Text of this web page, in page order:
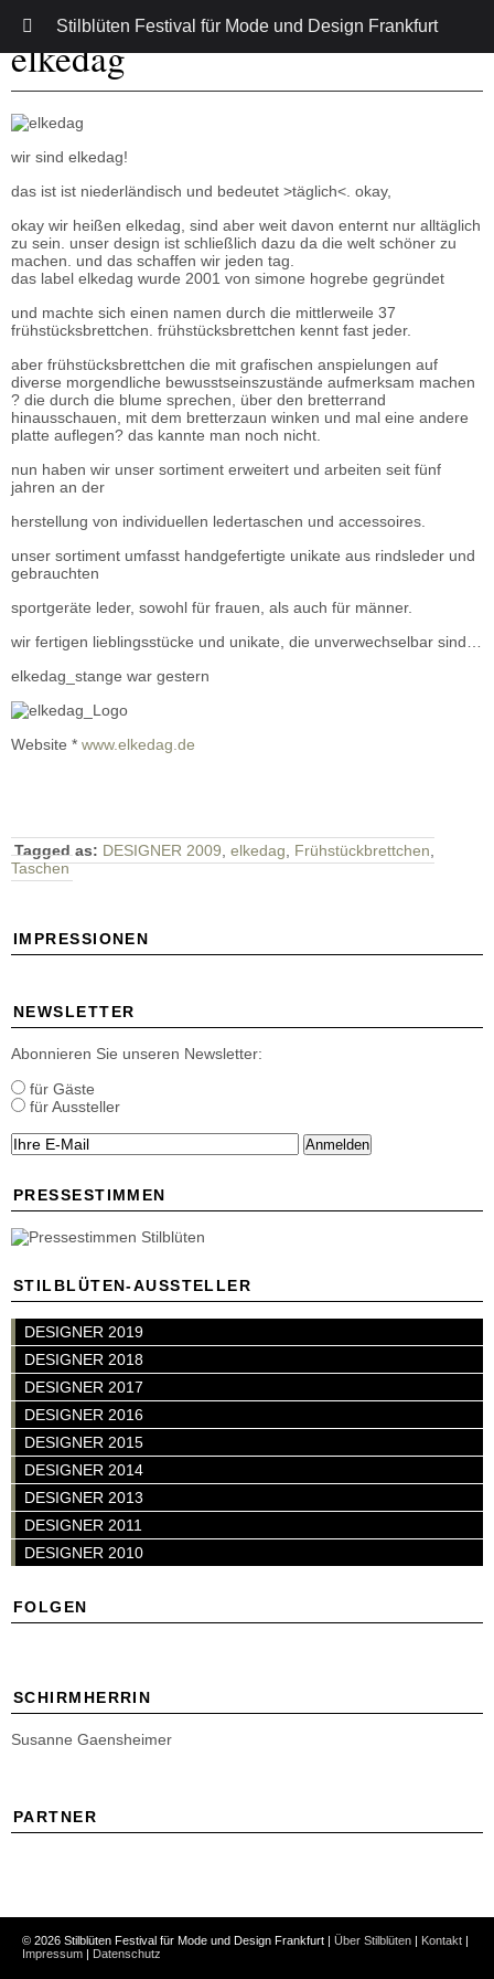
elkedag
wir sind elkedag!
das ist ist niederländisch und bedeutet >täglich<. okay,
okay wir heißen elkedag, sind aber weit davon enternt nur alltäglich
zu sein. unser design ist schließlich dazu da die welt schöner zu
machen. und das schaffen wir jeden tag.
das label elkedag wurde 2001 von simone hogrebe gegründet
und machte sich einen namen durch die mittlerweile 37
frühstücksbrettchen. frühstücksbrettchen kennt fast jeder.
aber frühstücksbrettchen die mit grafischen anspielungen auf
diverse morgendliche bewusstseinszustände aufmerksam machen
? die durch die blume sprechen, über den bretterrand
hinausschauen, mit dem bretterzaun winken und mal eine andere
platte auflegen? das kannte man noch nicht.
nun haben wir unser sortiment erweitert und arbeiten seit fünf
jahren an der
herstellung von individuellen ledertaschen und accessoires.
unser sortiment umfasst handgefertigte unikate aus rindsleder und
gebrauchten
sportgeräte leder, sowohl für frauen, als auch für männer.
wir fertigen lieblingsstücke und unikate, die unverwechselbar sind…
elkedag_stange war gestern
Website * www.elkedag.de
Tagged as: DESIGNER 2009 elkedag Frühstückbrettchen
Taschen
IMPRESSIONEN
NEWSLETTER
Abonnieren Sie unseren Newsletter:
für Gäste
für Aussteller
Anmelden
PRESSESTIMMEN
STILBLÜTEN-AUSSTELLER
DESIGNER 2019
DESIGNER 2018
DESIGNER 2017
DESIGNER 2016
DESIGNER 2015
DESIGNER 2014
DESIGNER 2013
DESIGNER 2011
DESIGNER 2010
FOLGEN
SCHIRMHERRIN
Susanne Gaensheimer
PARTNER
© 2026 Stilblüten Festival für Mode und Design Frankfurt | Über Stilblüten | Kontakt |
Impressum | Datenschutz
Stilblüten Festival für Mode und Design Frankfurt